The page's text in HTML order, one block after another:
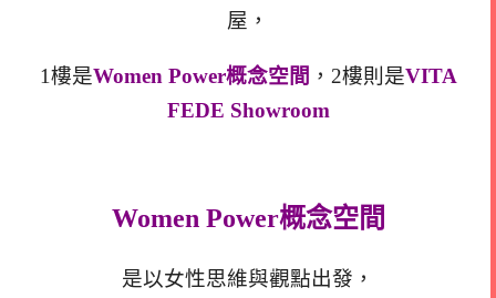
屋，
1樓是Women Power概念空間 ，2樓則是VITA
FEDE Showroom
Women Power概念空間
是以女性思維與觀點出發，